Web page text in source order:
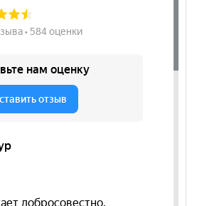
уточняйте у нашего
+79292022735
для интернет-магазина
цен в розничных магазинах-